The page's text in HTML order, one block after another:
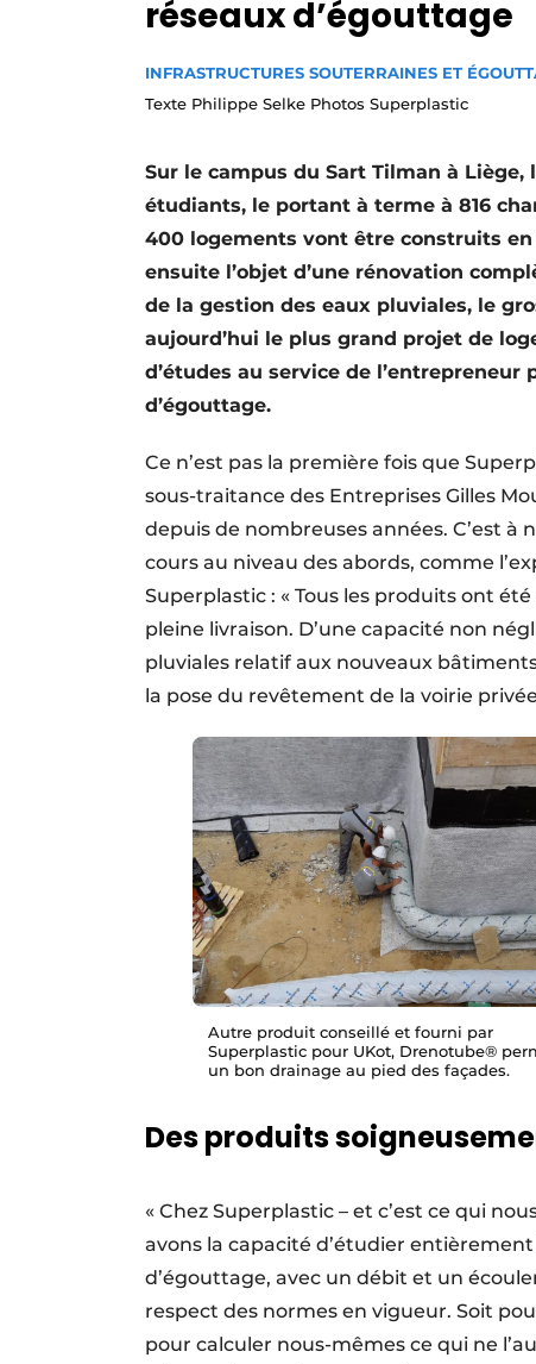
Termes et conditions
Video’s
réseaux d’égouttage
INFRASTRUCTURES SOUTERRAINES ET
Texte Philippe Selke Photos Superplastic
Sur le campus du Sart Tilman à
étudiants, le portant à terme à 816
400 logements vont être construits
ensuite l’objet d’une rénovation
de la gestion des eaux pluviales, le
aujourd’hui le plus grand projet de
d’études au service de
d’égouttage.
Ce n’est pas la première fois que
sous-traitance des Entreprises Gilles
depuis de nombreuses années. C’est
cours au niveau des abords, comme
Superplastic : « Tous les produits ont
pleine livraison. D’une capacité non
pluviales relatif aux nouveaux
la pose du revêtement de la voirie
Autre produit conseillé et fourni par
Superplastic pour UKot, Drenotube®
un bon drainage au pied des façades.
Des produits
« Chez Superplastic – et c’est ce qui
avons la capacité d’étudier
d’égouttage, avec un débit et un
respect des normes en vigueur. Soit
pour calculer nous-mêmes ce qui ne